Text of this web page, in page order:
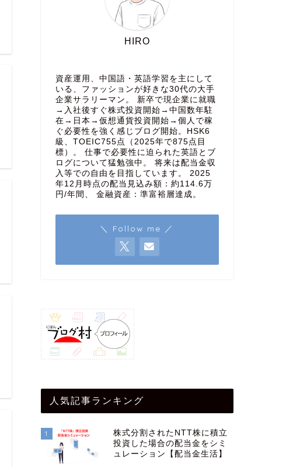
HIRO
資産運用、中国語・英語学習を主にして
いる、ファッションが好きな30代の大手
企業サラリーマン。 新卒で現企業に就職
→入社後すぐ株式投資開始→中国数年駐
在→日本→仮想通貨投資開始→個人で稼
ぐ必要性を強く感じブログ開始。HSK6
級、TOEIC755点（2025年で875点目
標）。 仕事で必要性に迫られた英語とブ
ログについて猛勉強中。 将来は配当金収
入等での自由を目指しています。 2025
年12月時点の配当見込み額：約114.6万
円/年間、 金融資産：準富裕層達成。
＼ Follow me ／
人気記事ランキング
1
株式分割されたNTT株に積立
投資した場合の配当金をシミ
ュレーション【配当金生活】